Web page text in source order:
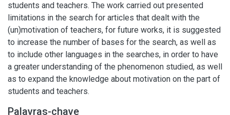
students and teachers. The work carried out presented
limitations in the search for articles that dealt with the
(un)motivation of teachers, for future works, it is suggested
to increase the number of bases for the search, as well as
to include other languages in the searches, in order to have
a greater understanding of the phenomenon studied, as well
as to expand the knowledge about motivation on the part of
students and teachers.
Palavras-chave